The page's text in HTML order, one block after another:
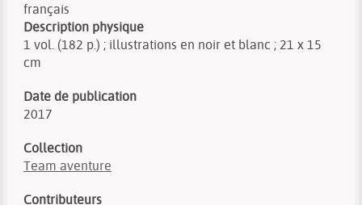
français
Description physique
1 vol. (182 p.) ; illustrations en noir et blanc ; 21 x 15
cm
Date de publication
2017
Collection
Team aventure
Contributeurs